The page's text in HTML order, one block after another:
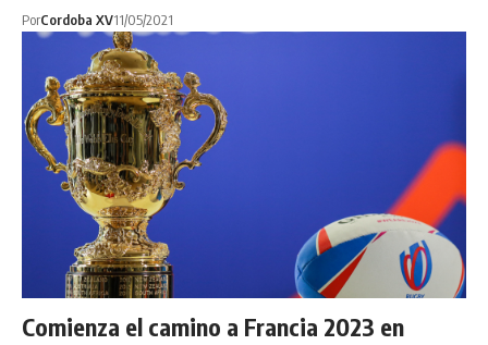
PorCordoba XV11/05/2021
Comienza el camino a Francia 2023 en